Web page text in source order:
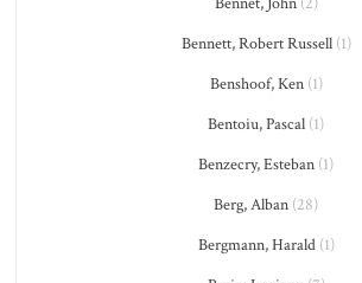
Bennett, Robert Russell(1)
Benshoof, Ken(1)
Bentoiu, Pascal (1)
Benzecry, Esteban (1)
Berg, Alban (28)
Bergmann, Harald(1)